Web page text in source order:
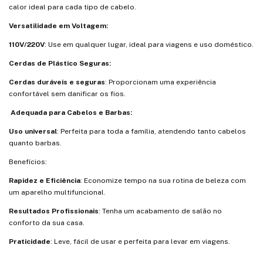
calor ideal para cada tipo de cabelo.
Versatilidade em Voltagem:
110V/220V: Use em qualquer lugar, ideal para viagens e uso doméstico.
Cerdas de Plástico Seguras:
Cerdas duráveis e seguras: Proporcionam uma experiência
confortável sem danificar os fios.
Adequada para Cabelos e Barbas:
Uso universal: Perfeita para toda a família, atendendo tanto cabelos
quanto barbas.
Benefícios:
Rapidez e Eficiência: Economize tempo na sua rotina de beleza com
um aparelho multifuncional.
Resultados Profissionais: Tenha um acabamento de salão no
conforto da sua casa.
Praticidade: Leve, fácil de usar e perfeita para levar em viagens.